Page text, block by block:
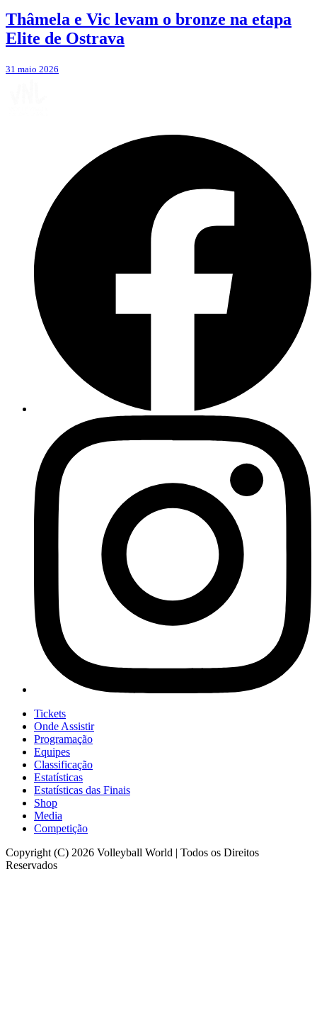
Thâmela e Vic levam o bronze na etapa
Elite de Ostrava
31 maio 2026
Tickets
Onde Assistir
Programação
Equipes
Classificação
Estatísticas
Estatísticas das Finais
Shop
Media
Competição
Copyright (C) 2026 Volleyball World | Todos os Direitos
Reservados